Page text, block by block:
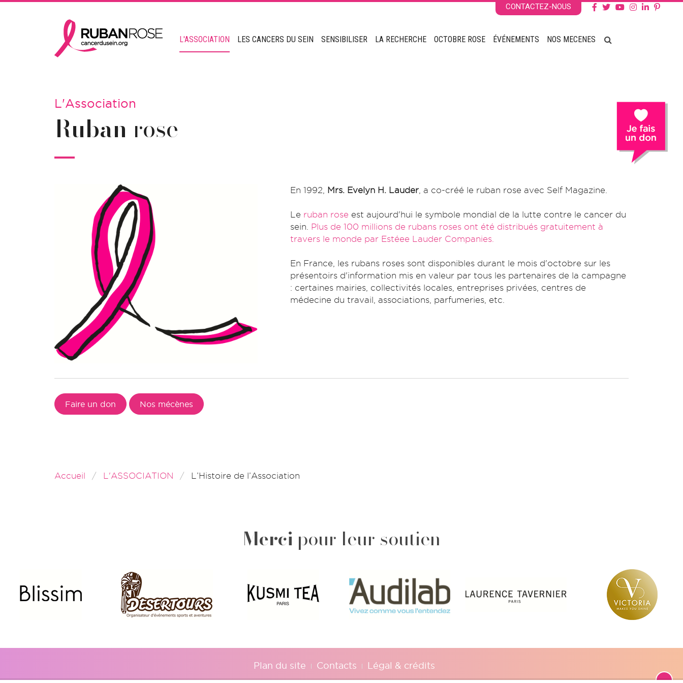
CONTACTEZ-NOUS
L'ASSOCIATION LES CANCERS DU SEIN SENSIBILISER LA RECHERCHE OCTOBRE ROSE ÉVÉNEMENTS NOS MECENES
L'Association
Ruban rose
En 1992, Mrs. Evelyn H. Lauder , a co-créé le ruban rose avec Self Magazine.
Le ruban rose est aujourd'hui le symbole mondial de la lutte contre le cancer du
sein. Plus de 100 millions de rubans roses ont été distribués gratuitement à
travers le monde par Estéee Lauder Companies.
En France, les rubans roses sont disponibles durant le mois d'octobre sur les
présentoirs d'information mis en valeur par tous les partenaires de la campagne
: certaines mairies, collectivités locales, entreprises privées, centres de
médecine du travail, associations, parfumeries, etc.
Faire un don Nos mécènes
Accueil L'ASSOCIATION L’Histoire de l’Association
Merci pour leur soutien
Plan du site Contacts Légal & crédits